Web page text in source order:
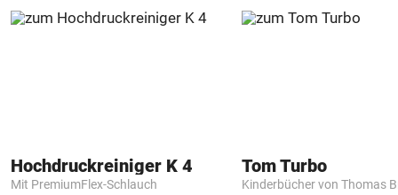
Hochdruckreiniger K 4
Mit PremiumFlex-Schlauch
Tom Turbo
Kinderbücher von Thomas